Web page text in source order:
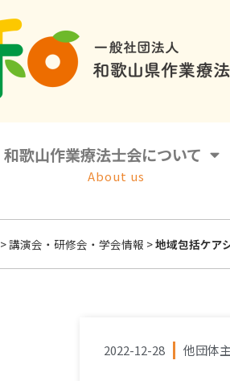
和歌山作業療法士会について
About us
>講演会・研修会・学会情報 >地域包括ケア
2022-12-28 他団体